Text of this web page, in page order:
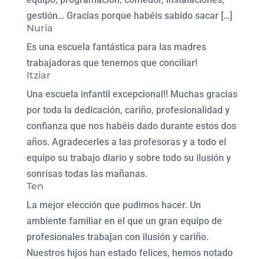
gestión… Gracias porque habéis sabido sacar […]
Nuria
Es una escuela fantástica para las madres
trabajadoras que tenemos que conciliar!
Itziar
Una escuela infantil excepcional!! Muchas gracias
por toda la dedicación, cariño, profesionalidad y
confianza que nos habéis dado durante estos dos
años. Agradecerles a las profesoras y a todo el
equipo su trabajo diario y sobre todo su ilusión y
sonrisas todas las mañanas.
Ten
La mejor elección que pudimos hacer. Un
ambiente familiar en el que un gran equipo de
profesionales trabajan con ilusión y cariño.
Nuestros hijos han estado felices, hemos notado